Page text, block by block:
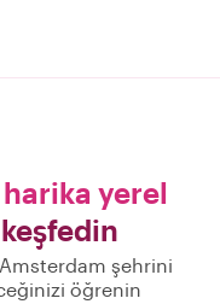
harika yerel
keşfedin
şehrini
öğrenin